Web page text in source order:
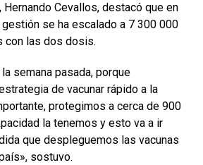
Hernando Cevallos, destacó que en
se ha escalado a 7 300 000
con las dos dosis.
semana pasada, porque
de vacunar rápido a la
protegimos a cerca de 900
la tenemos y esto va a ir
que despleguemos las vacunas
sostuvo.